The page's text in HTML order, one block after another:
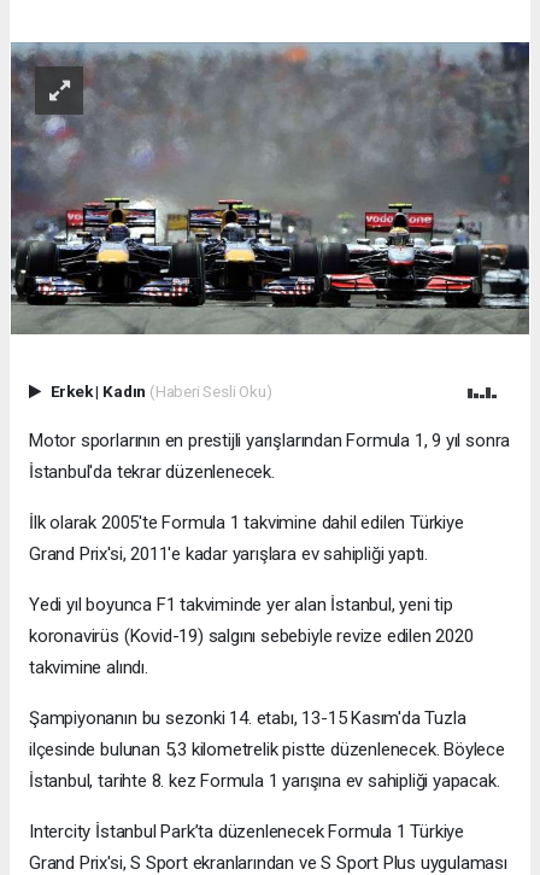
Erkek| Kadın (Haberi Sesli Oku)
Motor sporlarının en prestijli yarışlarından Formula 1, 9 yıl sonra
İstanbul'da tekrar düzenlenecek.
İlk olarak 2005'te Formula 1 takvimine dahil edilen Türkiye
Grand Prix'si, 2011'e kadar yarışlara ev sahipliği yaptı.
Yedi yıl boyunca F1 takviminde yer alan İstanbul, yeni tip
koronavirüs (Kovid-19) salgını sebebiyle revize edilen 2020
takvimine alındı.
Şampiyonanın bu sezonki 14. etabı, 13-15 Kasım'da Tuzla
ilçesinde bulunan 5,3 kilometrelik pistte düzenlenecek. Böylece
İstanbul, tarihte 8. kez Formula 1 yarışına ev sahipliği yapacak.
Intercity İstanbul Park’ta düzenlenecek Formula 1 Türkiye
Grand Prix'si, S Sport ekranlarından ve S Sport Plus uygulaması